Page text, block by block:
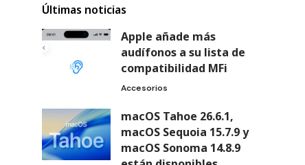
Últimas noticias
Apple añade más
audífonos a su lista de
compatibilidad MFi
Accesorios
macOS Tahoe 26.6.1,
macOS Sequoia 15.7.9 y
macOS Sonoma 14.8.9